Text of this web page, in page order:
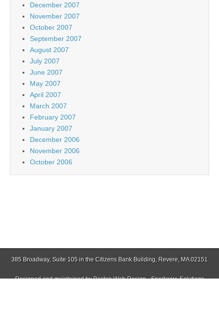
December 2007
November 2007
October 2007
September 2007
August 2007
July 2007
June 2007
May 2007
April 2007
March 2007
February 2007
January 2007
December 2006
November 2006
October 2006
385 Broadway, Suite 105 in the Citizens Bank Building, Revere, MA 02151
Designed and maintained byBoston Web Design - Sparkwire Solutions